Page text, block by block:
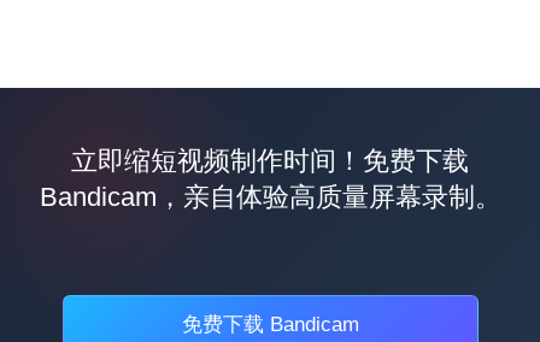
立即缩短视频制作时间！免费下载
Bandicam，亲自体验高质量屏幕录制。
免费下载 Bandicam